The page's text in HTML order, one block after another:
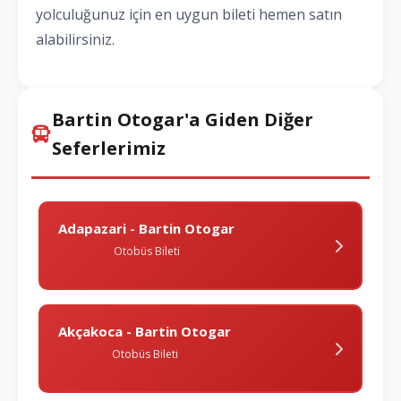
yolculuğunuz için en uygun bileti hemen satın
alabilirsiniz.
Bartin Otogar'a Giden Diğer
Seferlerimiz
Adapazari - Bartin Otogar
Otobüs Bileti
Akçakoca - Bartin Otogar
Otobüs Bileti